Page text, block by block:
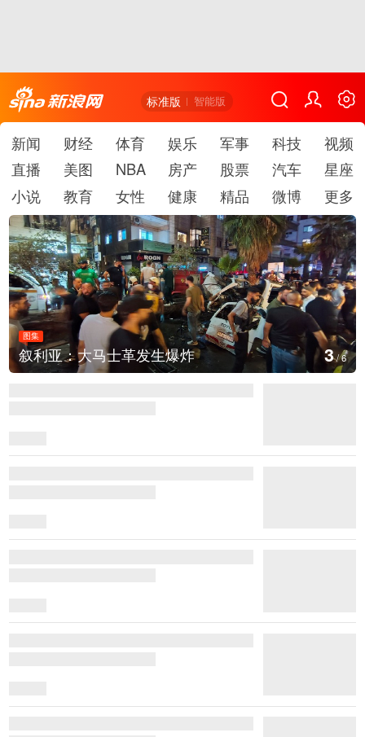
标准版 智能版
新闻 财经 体育 娱乐 军事 科技
视频
直播
美图 NBA 房产 股票 汽车
星座
小说
教育 女性 健康 精品 微博 更多
图集
叙利亚：大马士革发生爆炸 4/6